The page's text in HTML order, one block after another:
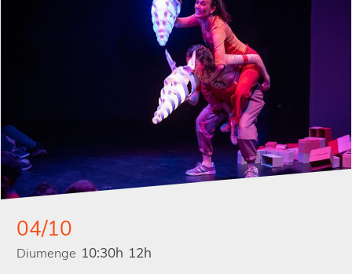
04/10
Diumenge 10:30h 12h